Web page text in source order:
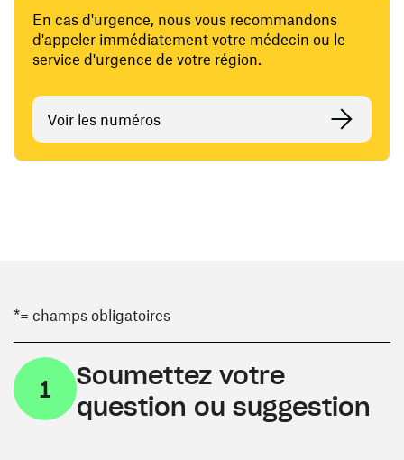
En cas d'urgence, nous vous recommandons
d'appeler immédiatement votre médecin ou le
service d'urgence de votre région.
Voir les numéros
*= champs obligatoires
1
Soumettez votre
question ou suggestion